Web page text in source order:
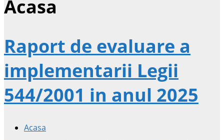
Acasa
Raport de evaluare a
implementarii Legii
544/2001 in anul 2025
Acasa